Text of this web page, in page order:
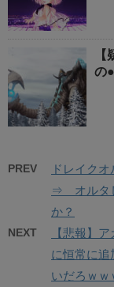
の
PREV
ドレイク
⇒ オルタ
か？
NEXT
【悲報】
に恒常に
いだろｗｗ